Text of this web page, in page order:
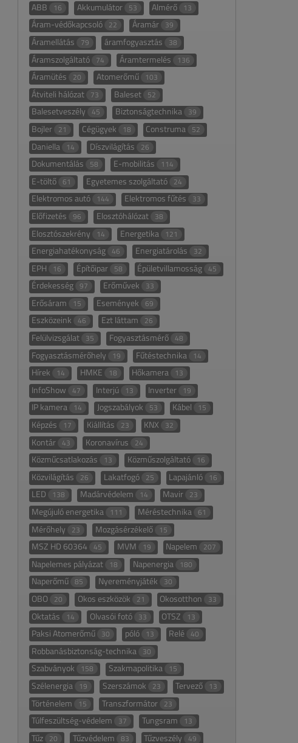
ABB 16 Akkumulátor 53 Almérő 13
Áram-védőkapcsoló 22 Áramár 39
Áramellátás 79 áramfogyasztás 38
Áramszolgáltató 74 Áramtermelés 136
Áramütés 20 Atomerőmű 103
Átviteli hálózat 73 Baleset 52
Balesetveszély 45 Biztonságtechnika 39
Bojler 21 Cégügyek 18 Construma 52
Daniella 14 Díszvilágítás 26
Dokumentálás 58 E-mobilitás 114
E-töltő 61 Egyetemes szolgáltató 24
Elektromos autó 144 Elektromos fűtés 33
Előfizetés 96 Elosztóhálózat 38
Elosztószekrény 14 Energetika 121
Energiahatékonyság 46 Energiatárolás 32
EPH 16 Építőipar 58 Épületvillamosság 45
Érdekesség 97 Erőművek 33
Erősáram 15 Események 69
Eszközeink 46 Ezt láttam 26
Felülvizsgálat 35 Fogyasztásmérő 48
Fogyasztásmérőhely 19 Fűtéstechnika 14
Hírek 14 HMKE 18 Hőkamera 13
InfoShow 47 Interjú 13 Inverter 19
IP kamera 14 Jogszabályok 53 Kábel 15
Képzés 17 Kiállítás 23 KNX 32
Kontár 43 Koronavírus 24
Közműcsatlakozás 13 Közműszolgáltató 16
Közvilágítás 26 Lakatfogó 25 Lapajánló 16
LED 138 Madárvédelem 14 Mavir 23
Megújuló energetika 111 Méréstechnika 61
Mérőhely 23 Mozgásérzékelő 15
MSZ HD 60364 45 MVM 19 Napelem 207
Napelemes pályázat 18 Napenergia 180
Naperőmű 85 Nyereményjáték 30
OBO 20 Okos eszközök 21 Okosotthon 33
Oktatás 14 Olvasói fotó 33 OTSZ 13
Paksi Atomerőmű 30 póló 13 Relé 40
Robbanásbiztonság-technika 30
Szabványok 158 Szakmapolitika 15
Szélenergia 19 Szerszámok 23 Tervező 13
Történelem 15 Transzformátor 23
Túlfeszültség-védelem 37 Tungsram 13
Tűz 20 Tűzvédelem 83 Tűzveszély 49